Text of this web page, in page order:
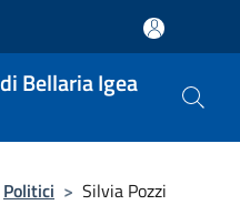
Bellaria Igea
Politici > Silvia Pozzi